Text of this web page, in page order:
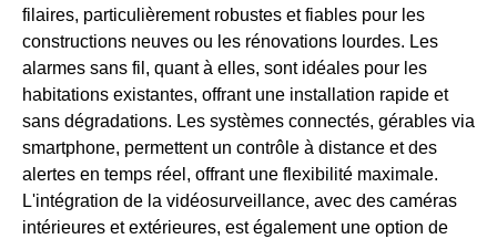
filaires, particulièrement robustes et fiables pour les
constructions neuves ou les rénovations lourdes. Les
alarmes sans fil, quant à elles, sont idéales pour les
habitations existantes, offrant une installation rapide et
sans dégradations. Les systèmes connectés, gérables via
smartphone, permettent un contrôle à distance et des
alertes en temps réel, offrant une flexibilité maximale.
L'intégration de la vidéosurveillance, avec des caméras
intérieures et extérieures, est également une option de